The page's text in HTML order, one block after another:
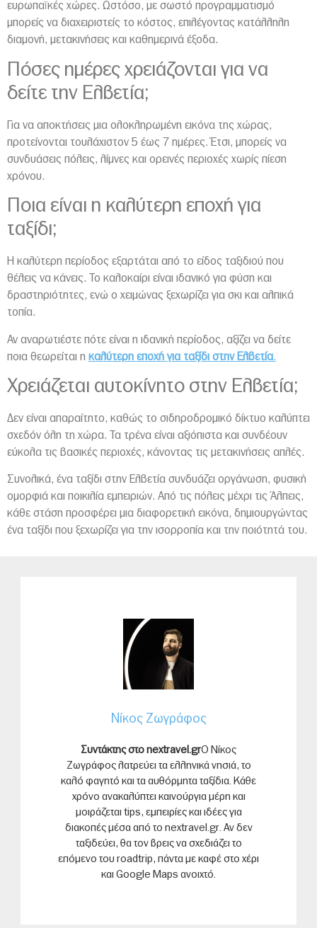
ευρωπαϊκές χώρες. Ωστόσο, με σωστό προγραμματισμό
μπορείς να διαχειριστείς το κόστος, επιλέγοντας κατάλληλη
διαμονή, μετακινήσεις και καθημερινά έξοδα.
Πόσες ημέρες χρειάζονται για να
δείτε την Ελβετία;
Για να αποκτήσεις μια ολοκληρωμένη εικόνα της χώρας,
προτείνονται τουλάχιστον 5 έως 7 ημέρες. Έτσι, μπορείς να
συνδυάσεις πόλεις, λίμνες και ορεινές περιοχές χωρίς πίεση
χρόνου.
Ποια είναι η καλύτερη εποχή για
ταξίδι;
Η καλύτερη περίοδος εξαρτάται από το είδος ταξιδιού που
θέλεις να κάνεις. Το καλοκαίρι είναι ιδανικό για φύση και
δραστηριότητες, ενώ ο χειμώνας ξεχωρίζει για σκι και αλπικά
τοπία.
Αν αναρωτιέστε πότε είναι η ιδανική περίοδος, αξίζει να δείτε
ποια θεωρείται η καλύτερη εποχή για ταξίδι στην Ελβετία.
Χρειάζεται αυτοκίνητο στην Ελβετία;
Δεν είναι απαραίτητο, καθώς το σιδηροδρομικό δίκτυο καλύπτει
σχεδόν όλη τη χώρα. Τα τρένα είναι αξιόπιστα και συνδέουν
εύκολα τις βασικές περιοχές, κάνοντας τις μετακινήσεις απλές.
Συνολικά, ένα ταξίδι στην Ελβετία συνδυάζει οργάνωση, φυσική
ομορφιά και ποικιλία εμπειριών. Από τις πόλεις μέχρι τις Άλπεις,
κάθε στάση προσφέρει μια διαφορετική εικόνα, δημιουργώντας
ένα ταξίδι που ξεχωρίζει για την ισορροπία και την ποιότητά του.
Νίκος Ζωγράφος
Συντάκτης στο nextravel.grΟ Νίκος
Ζωγράφος λατρεύει τα ελληνικά νησιά, το
καλό φαγητό και τα αυθόρμητα ταξίδια. Κάθε
χρόνο ανακαλύπτει καινούργια μέρη και
μοιράζεται tips, εμπειρίες και ιδέες για
διακοπές μέσα από το nextravel.gr. Αν δεν
ταξιδεύει, θα τον βρεις να σχεδιάζει το
επόμενο του roadtrip, πάντα με καφέ στο χέρι
και Google Maps ανοιχτό.